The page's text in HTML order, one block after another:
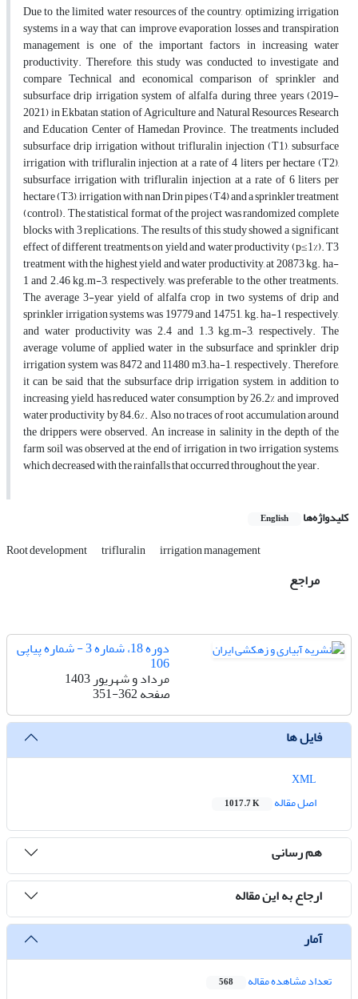
Due to the limited water resources of the country, optimizing irrigation
systems in a way that can improve evaporation losses and transpiration
management is one of the important factors in increasing water
productivity. Therefore, this study was conducted to investigate and
compare Technical and economical comparison of sprinkler and
subsurface drip irrigation system of alfalfa during three years (2019-
2021) in Ekbatan station of Agriculture and Natural Resources Research
and Education Center of Hamedan Province. The treatments included
subsurface drip irrigation without trifluralin injection (T1), subsurface
irrigation with trifluralin injection at a rate of 4 liters per hectare (T2),
subsurface irrigation with trifluralin injection at a rate of 6 liters per
hectare (T3), irrigation with nan Drin pipes (T4) and a sprinkler treatment
(control). The statistical format of the project was randomized complete
blocks with 3 replications. The results of this study showed a significant
effect of different treatments on yield and water productivity (p≤1%). T3
treatment with the highest yield and water productivity, at 20873 kg. ha-
1 and 2.46 kg.m-3, respectively, was preferable to the other treatments.
The average 3-year yield of alfalfa crop in two systems of drip and
sprinkler irrigation systems was 19779 and 14751, kg. ha-1 respectively,
and water productivity was 2.4 and 1.3 kg.m-3, respectively. The
average volume of applied water in the subsurface and sprinkler drip
irrigation system was 8472 and 11480 m3.ha-1, respectively. Therefore,
it can be said that the subsurface drip irrigation system, in addition to
increasing yield, has reduced water consumption by 26.2% and improved
water productivity by 84.6%. Also, no traces of root accumulation around
the drippers were observed. An increase in salinity in the depth of the
farm soil was observed at the end of irrigation in two irrigation systems,
which decreased with the rainfalls that occurred throughout the year.
کلیدواژه‌ها English
Root development trifluralin irrigation management
مراجع
دوره 18، شماره 3 - شماره پیاپی
106
مرداد و شهریور 1403
صفحه351-362
فایل ها
اصل مقاله
1017.7 K
هم رسانی
ارجاع به این مقاله
آمار
تعداد مشاهده مقاله 568